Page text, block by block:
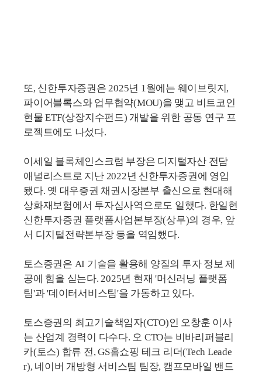
또, 신한투자증권은 2025년 1월에는 웨이브릿지,
파이어블록스와 업무협약(MOU)을 맺고 비트코인
현물 ETF(상장지수펀드) 개발을 위한 공동 연구 프
로젝트에도 나섰다.
이세일 블록체인스크럼 부장은 디지털자산 전담
애널리스트로 지난 2022년 신한투자증권에 영입
됐다. 옛 대우증권 채권시장본부 출신으로 현대해
상화재보험에서 투자심사역으로도 일했다. 한일현
신한투자증권 플랫폼사업본부장(상무)의 경우, 앞
서 디지털전략본부장 등을 역임했다.
토스증권은 AI 기술을 활용해 양질의 투자 정보 제
공에 힘을 싣는다. 2025년 현재 '머신러닝 플랫폼
팀'과 '데이터서비스팀'을 가동하고 있다.
토스증권의 최고기술책임자(CTO)인 오창훈 이사
는 산업계 경력이 다수다. 오 CTO는 비바리퍼블리
카(토스) 합류 전, GS홈쇼핑 테크 리더(Tech Leade
r), 네이버 개방형 서비스팀 팀장, 캠프모바일 밴드